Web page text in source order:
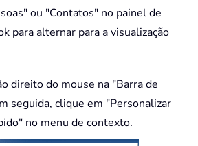
ou "Contatos" no painel de
para alternar para a visualização
direito do mouse na "Barra de
seguida, clique em "Personalizar
no menu de contexto.